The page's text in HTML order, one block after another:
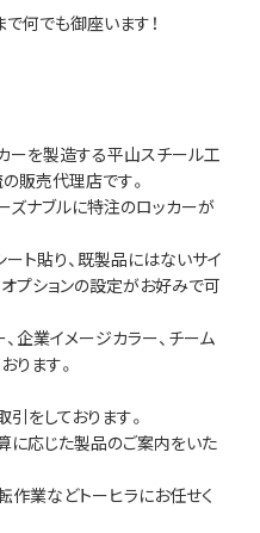
何でも御座います！
ーを製造する平山スチール工
販売代理店です。
ズナブルに特注のロッカーが
ト貼り、既製品にはないサイ
プションの設定がお好みで可
企業イメージカラー、チーム
ります。
をしております。
に応じた製品のご案内をいた
作業などトーヒラにお任せく